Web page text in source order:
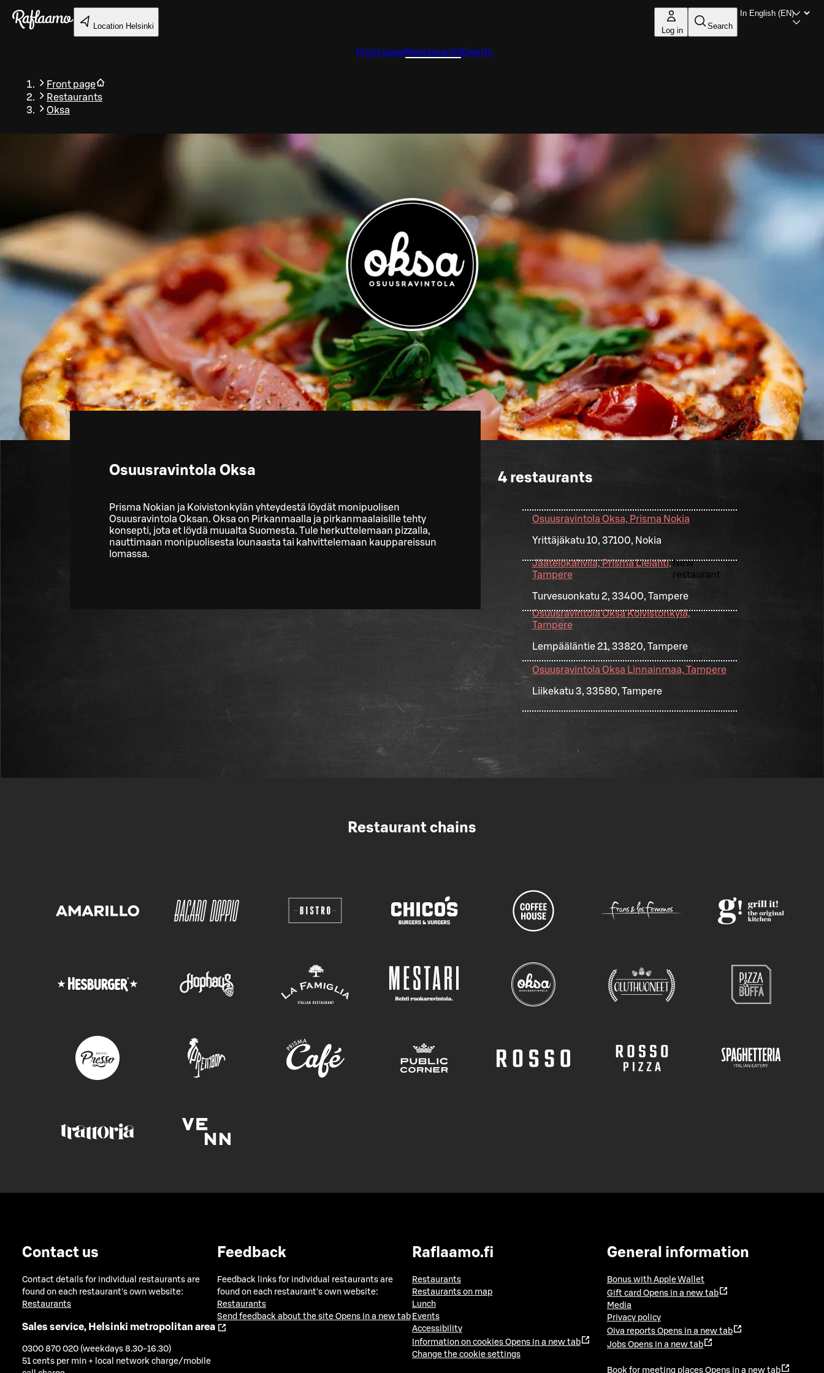
Skip to main content
Location Helsinki Log in Search
Front pageRestaurantsEvents
Front page
Restaurants
Oksa
Osuusravintola Oksa
Prisma Nokian ja Koivistonkylän yhteydestä löydät monipuolisen
Osuusravintola Oksan. Oksa on Pirkanmaalla ja pirkanmaalaisille tehty
konsepti, jota et löydä muualta Suomesta. Tule herkuttelemaan pizzalla,
nauttimaan monipuolisesta lounaasta tai kahvittelemaan kauppareissun
lomassa.
4 restaurants
Osuusravintola Oksa, Prisma Nokia
Yrittäjäkatu 10, 37100, Nokia
Jäätelökahvila, Prisma Lielahti,
Tampere
New
restaurant
Turvesuonkatu 2, 33400, Tampere
Osuusravintola Oksa Koivistonkylä,
Tampere
Lempääläntie 21, 33820, Tampere
Osuusravintola Oksa Linnainmaa, Tampere
Liikekatu 3, 33580, Tampere
Restaurant chains
Contact us
Contact details for individual restaurants are
found on each restaurant's own website:
Restaurants
Sales service, Helsinki metropolitan area
0300 870 020 (weekdays 8.30-16.30)
51 cents per min + local network charge/mobile
Feedback
Feedback links for individual restaurants are
found on each restaurant's own website:
Restaurants
Send feedback about the site Opens in a new tab
Raflaamo.fi
Restaurants
Restaurants on map
Lunch
Events
Accessibility
Information on cookies Opens in a new tab
Change the cookie settings
General information
Bonus with Apple Wallet
Gift card Opens in a new tab
Media
Privacy policy
Oiva reports Opens in a new tab
Jobs Opens in a new tab
Book for meeting places Opens in a new tab